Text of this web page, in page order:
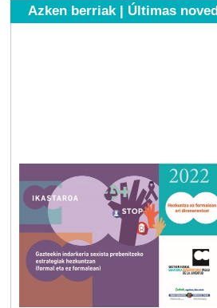
Azken berriak | Últimas